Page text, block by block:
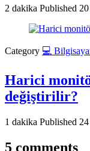
2 dakika Published
Category 💻
Harici
değiştirilir?
1 dakika Published
5 comments